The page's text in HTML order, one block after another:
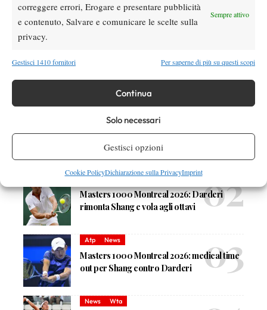
correggere errori, Erogare e presentare pubblicità
e contenuto, Salvare e comunicare le scelte sulla
privacy.
Sempre attivo
Gestisci 1410 fornitori Per saperne di più su questi scopi
Continua
Solo necessari
Gestisci opzioni
Cookie PolicyDichiarazione sulla PrivacyImprint
Nessun commento
DI TENDENZA
News
Masters 1000 Montreal 2026: programma,
orario e ordine di gioco venerdì 7 agosto.
Arnaldi apre sul Centrale
Atp News
Masters 1000 Montreal 2026: Darderi
rimonta Shang e vola agli ottavi
Atp News
Masters 1000 Montreal 2026: medical time
out per Shang contro Darderi
News Wta